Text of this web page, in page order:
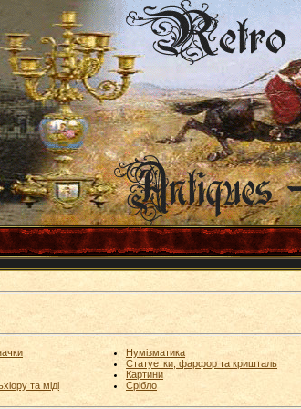
та міді
Нумізматика
Статуетки, фарфор та кришталь
Картини
Срібло